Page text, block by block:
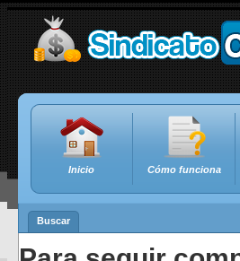
Inicio Cómo funciona
Buscar